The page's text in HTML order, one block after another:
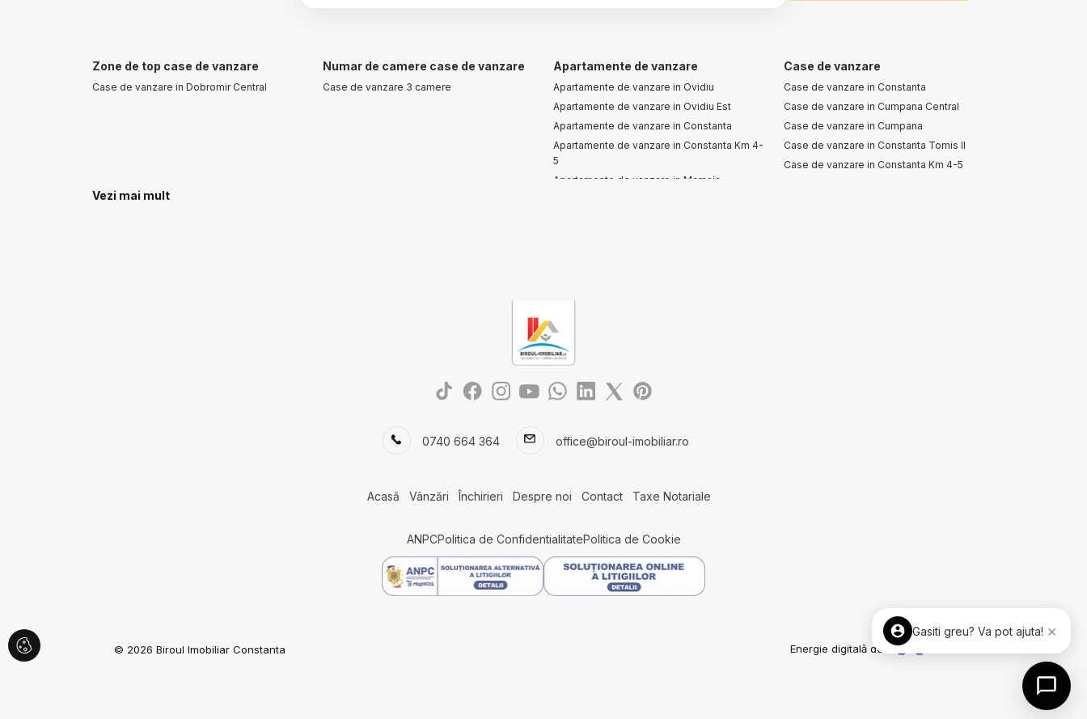
Zone de top case de vanzare
Case de vanzare in Dobromir Central
Numar de camere case de vanzare
Case de vanzare 3 camere
Apartamente de vanzare
Apartamente de vanzare in Ovidiu
Apartamente de vanzare in Ovidiu Est
Apartamente de vanzare in Constanta
Apartamente de vanzare in Constanta Km 4-
5
Apartamente de vanzare in Mamaia
Case de vanzare
Case de vanzare in Constanta
Case de vanzare in Cumpana Central
Case de vanzare in Cumpana
Case de vanzare in Constanta Tomis II
Case de vanzare in Constanta Km 4-5
Vezi mai mult
0740 664 364 office@biroul-imobiliar.ro
Acasă Vânzări Închirieri Despre noi Contact Taxe Notariale
ANPCPolitica de ConfidentialitatePolitica de Cookie
© 2026 Biroul Imobiliar Constanta Energie digitală de la
Gasiti greu? Va pot ajuta! ×